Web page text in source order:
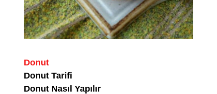
Donut
Donut Tarifi
Donut Nasıl Yapılır